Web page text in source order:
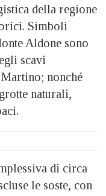
della regione
Simboli
Aldone sono
scavi
nonché
naturali,
di circa
le soste, con